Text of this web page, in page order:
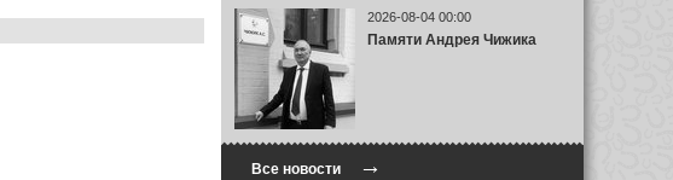
2026-08-04 00:00
Памяти Андрея Чижика
Все новости→